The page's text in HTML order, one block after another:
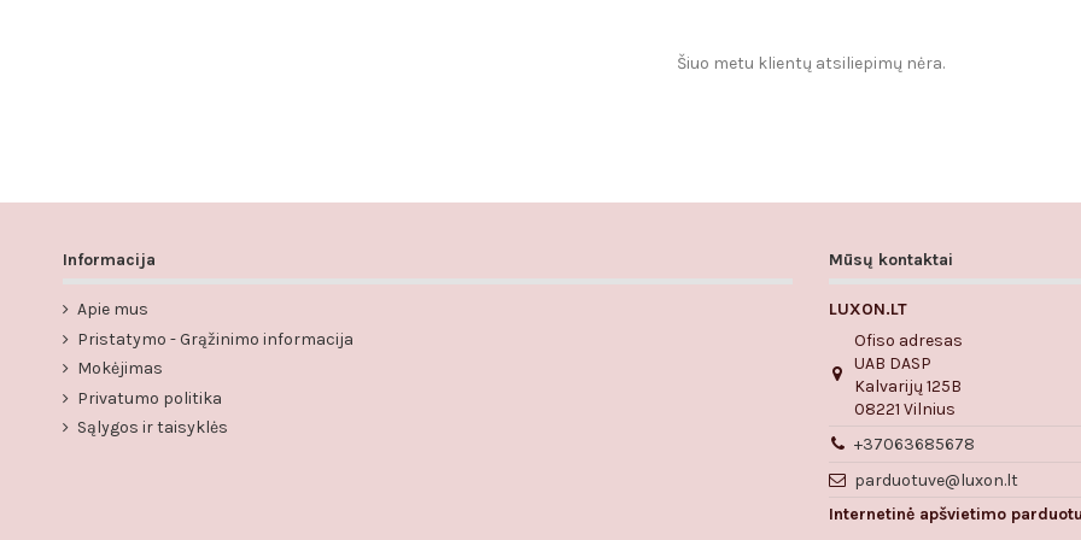
Šiuo metu klientų atsiliepimų nėra.
Informacija
Apie mus
Pristatymo - Grąžinimo informacija
Mokėjimas
Privatumo politika
Sąlygos ir taisyklės
Mūsų kontaktai
LUXON.LT
Ofiso adresas
UAB DASP
Kalvarijų 125B
08221 Vilnius
+37063685678
parduotuve@luxon.lt
Internetinė apšvietimo